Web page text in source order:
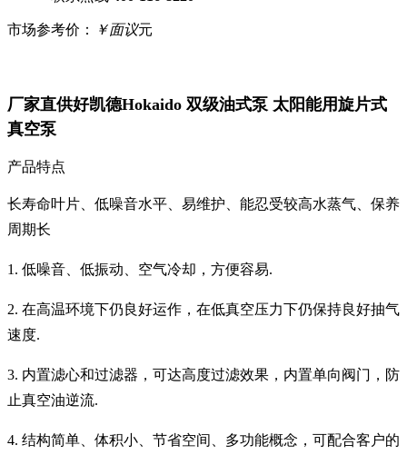
市场参考价： ￥面议元
厂家直供好凯德Hokaido 双级油式泵 太阳能用旋片式
真空泵
产品特点
长寿命叶片、低噪音水平、易维护、能忍受较高水蒸气、保养
周期长
1. 低噪音、低振动、空气冷却，方便容易.
2. 在高温环境下仍良好运作，在低真空压力下仍保持良好抽气
速度.
3. 内置滤心和过滤器，可达高度过滤效果，内置单向阀门，防
止真空油逆流.
4. 结构简单、体积小、节省空间、多功能概念，可配合客户的